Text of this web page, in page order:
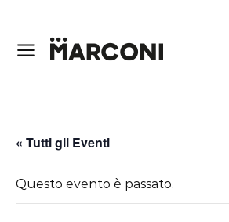
« Tutti gli Eventi
Questo evento è passato.